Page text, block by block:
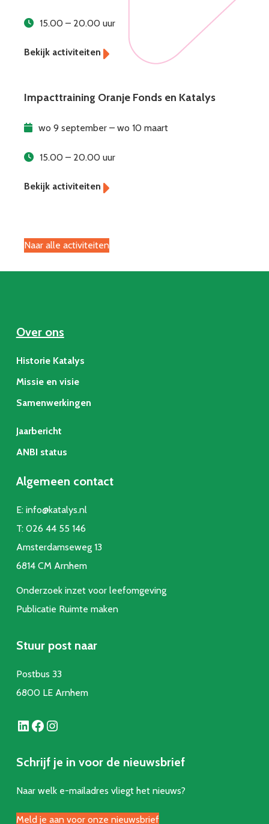
15.00 – 20.00 uur
Impacttraining Oranje Fonds en Katalys
wo 9 september – wo 10 maart
15.00 – 20.00 uur
Naar alle activiteiten
Over ons
Historie Katalys
Missie en visie
Samenwerkingen
Jaarbericht
ANBI status
Algemeen contact
E: info@katalys.nl
T: 026 44 55 146
Amsterdamseweg 13
6814 CM Arnhem
Onderzoek inzet voor leefomgeving
Publicatie Ruimte maken
Stuur post naar
Postbus 33
6800 LE Arnhem
LinkedIn Facebook Instagram
Schrijf je in voor de nieuwsbrief
Naar welk e-mailadres vliegt het nieuws?
Meld je aan voor onze nieuwsbrief